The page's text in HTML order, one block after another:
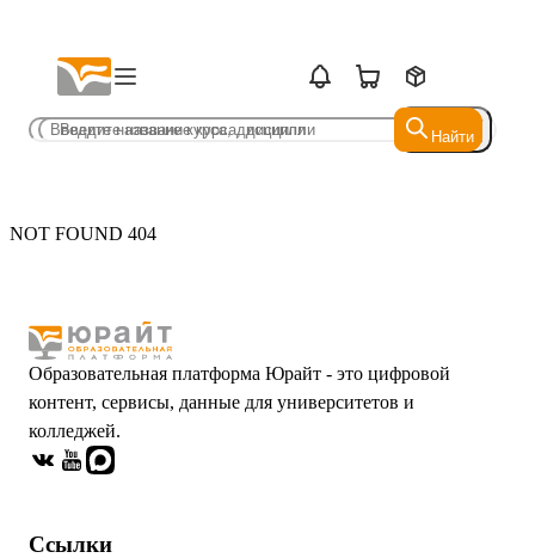
Найти
Найти
NOT FOUND 404
Образовательная платформа Юрайт - это цифровой
контент, сервисы, данные для университетов и
колледжей.
Ссылки